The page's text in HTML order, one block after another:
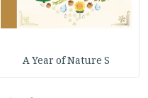
A Year of Nature S